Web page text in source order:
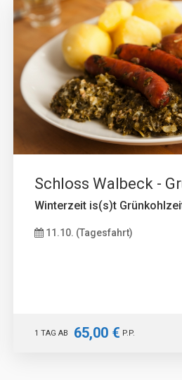
Schloss Walbeck -
Winterzeit is(s)t
11.10. (Tagesfahrt)
1 TAG AB 65,00 € P.P.